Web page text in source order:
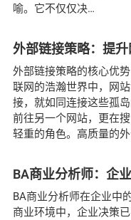
喻。它不仅仅决
外部链接策略：提
外部链接策略的核心优
联网的浩瀚世界中，网
接，就如同连接这些孤
前往另一个网站，更在
轻重的角色。高质量的
BA商业分析师：企
BA商业分析师在企业中
商业环境中，企业决策